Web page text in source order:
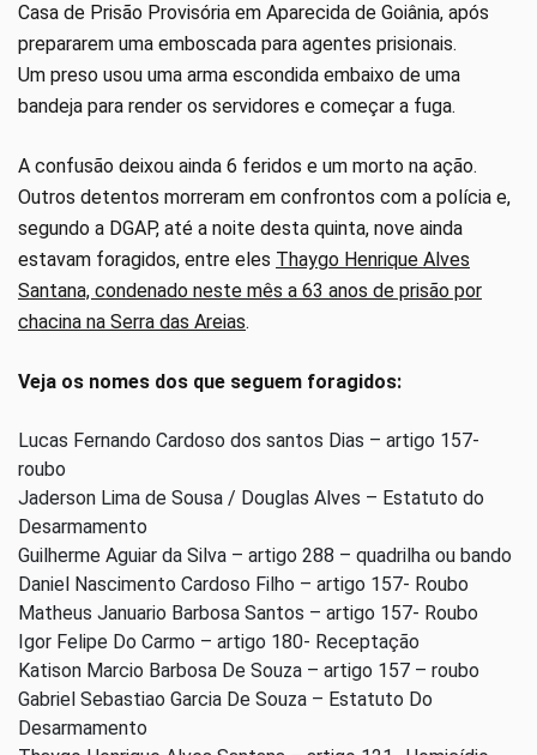
Casa de Prisão Provisória em Aparecida de Goiânia, após
prepararem uma emboscada para agentes prisionais.
Um preso usou uma arma escondida embaixo de uma
bandeja para render os servidores e começar a fuga.
A confusão deixou ainda 6 feridos e um morto na ação.
Outros detentos morreram em confrontos com a polícia e,
segundo a DGAP, até a noite desta quinta, nove ainda
estavam foragidos, entre eles Thaygo Henrique Alves
Santana, condenado neste mês a 63 anos de prisão por
chacina na Serra das Areias.
Veja os nomes dos que seguem foragidos:
Lucas Fernando Cardoso dos santos Dias – artigo 157-
roubo
Jaderson Lima de Sousa / Douglas Alves – Estatuto do
Desarmamento
Guilherme Aguiar da Silva – artigo 288 – quadrilha ou bando
Daniel Nascimento Cardoso Filho – artigo 157- Roubo
Matheus Januario Barbosa Santos – artigo 157- Roubo
Igor Felipe Do Carmo – artigo 180- Receptação
Katison Marcio Barbosa De Souza – artigo 157 – roubo
Gabriel Sebastiao Garcia De Souza – Estatuto Do
Desarmamento